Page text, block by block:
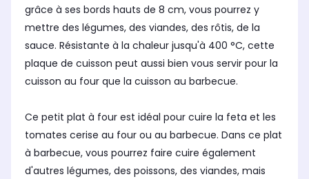
grâce à ses bords hauts de 8 cm, vous pourrez y
mettre des légumes, des viandes, des rôtis, de la
sauce. Résistante à la chaleur jusqu'à 400 °C, cette
plaque de cuisson peut aussi bien vous servir pour la
cuisson au four que la cuisson au barbecue.
Ce petit plat à four est idéal pour cuire la feta et les
tomates cerise au four ou au barbecue. Dans ce plat
à barbecue, vous pourrez faire cuire également
d'autres légumes, des poissons, des viandes, mais